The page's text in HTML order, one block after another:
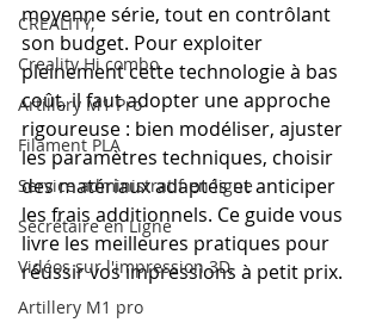
CREALITY,
Creality Hi combo
Artillery M1 Pro
Filament PLA
Service administratif en ligne
Secrétaire en Ligne
Vidéos sur l'impression 3D,
Artillery M1 pro
moyenne série, tout en contrôlant
son budget. Pour exploiter
pleinement cette technologie à bas
coût, il faut adopter une approche
rigoureuse : bien modéliser, ajuster
les paramètres techniques, choisir
des matériaux adaptés et anticiper
les frais additionnels. Ce guide vous
livre les meilleures pratiques pour
réussir vos impressions à petit prix.